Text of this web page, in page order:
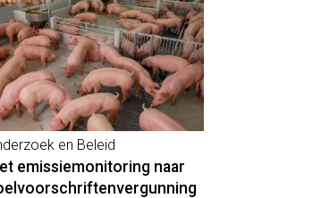
en Beleid
emissiemonitoring naar